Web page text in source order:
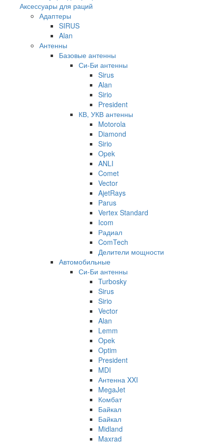
Аксессуары для раций
Адаптеры
SIRUS
Alan
Антенны
Базовые антенны
Си-Би антенны
Sirus
Alan
Sirio
President
КВ, УКВ антенны
Motorola
Diamond
Sirio
Opek
ANLI
Comet
Vector
AjetRays
Parus
Vertex Standard
Icom
Радиал
ComTech
Делители мощности
Автомобильные
Си-Би антенны
Turbosky
Sirus
Sirio
Vector
Alan
Lemm
Opek
Optim
President
MDI
Антенна XXI
MegaJet
Комбат
Байкал
Байкал
Midland
Maxrad